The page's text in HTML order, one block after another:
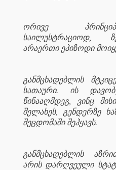
ორივე
საილუსტრაციოდ,
არაერთი ეპიზოდი
განმცხადებლის
სათაური. ის
წინააღმდეგ, ვინც
შელახეს, გენდერზე
შეცდომაში შეჰყავს.
განმცხადებლის
არის დარღვეული